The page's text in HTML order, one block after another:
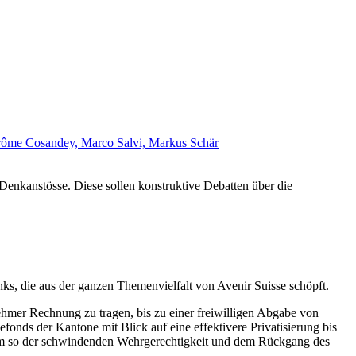
Cosandey, Marco Salvi, Markus Schär
Diese sollen konstruktive Debatten über die
die aus der ganzen Themenvielfalt von Avenir Suisse schöpft.
Rechnung zu tragen, bis zu einer freiwilligen Abgabe von
der Kantone mit Blick auf eine effektivere Privatisierung bis
der schwindenden Wehrgerechtigkeit und dem Rückgang des